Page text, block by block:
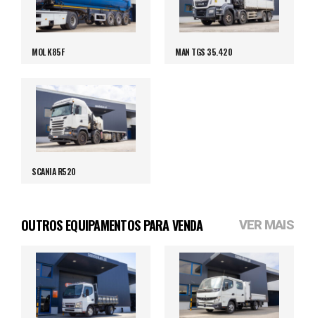
MOL K85F MAN TGS 35.420
SCANIA R520
OUTROS EQUIPAMENTOS PARA VENDA VER MAIS